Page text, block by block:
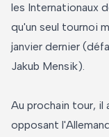
les Internationaux
qu'un seul tournoi
janvier dernier
Jakub Mensik).
Au prochain tour, il
opposant